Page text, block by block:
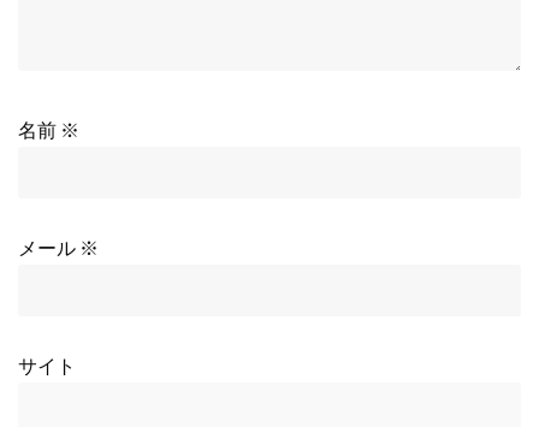
名前 ※
メール ※
サイト